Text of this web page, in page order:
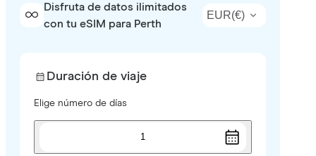
Disfruta de datos ilimitados
con tu eSIM para Perth
EUR(€)
Duración de viaje
Elige número de días
1